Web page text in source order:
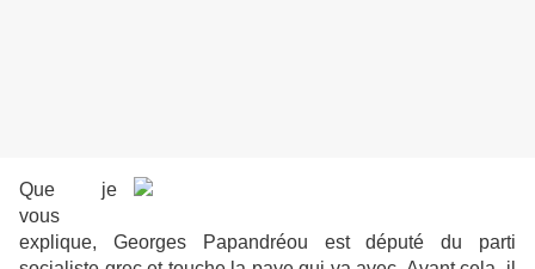
Que je
vous
explique, Georges Papandréou est député du parti